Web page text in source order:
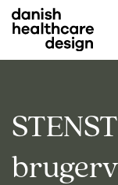
Hop
hovedindhold